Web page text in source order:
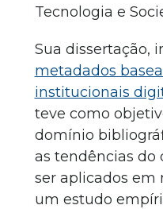
Tecnologia e
Sua dissertação,
metadados
institucionais
teve como
domínio
as tendências do
ser aplicados em
um estudo